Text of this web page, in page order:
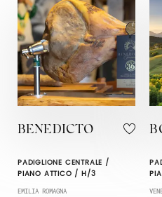
BENEDICTO
PADIGLIONE CENTRALE /
PIANO ATTICO / H/3
EMILIA ROMAGNA